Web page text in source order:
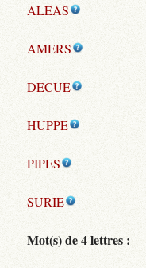
ALEAS
AMERS
DECUE
HUPPE
PIPES
SURIE
Mot(s) de 4 lettres :